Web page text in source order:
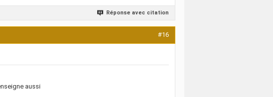
Réponse avec citation
#16
aussi